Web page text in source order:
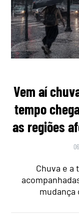
Vem aí
tempo
as regiões
Chuva e
mudança